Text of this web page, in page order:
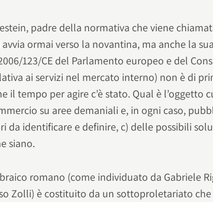
padre della normativa che viene
avvia ormai verso la novantina, ma anche la
123/CE del Parlamento europeo e del
ai servizi nel mercato interno) non è di
il tempo per agire c’è stato. Qual è l’oggetto
su aree demaniali e, in ogni caso,
da identificare e definire, c) delle possibili
siano.
romano (come individuato da Gabriele
Zolli) è costituito da un sottoproletariato che